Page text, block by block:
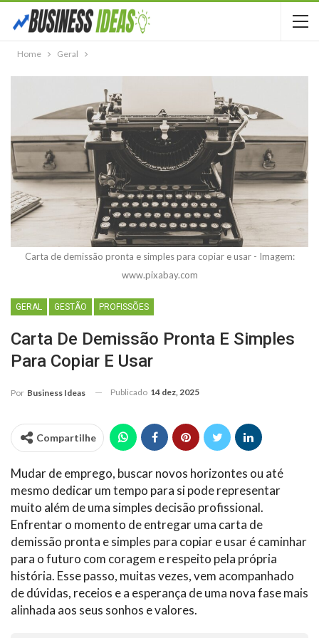
Home Geral
Carta de demissão pronta e simples para copiar e usar - Imagem:
www.pixabay.com
GERAL GESTÃO PROFISSÕES
Carta De Demissão Pronta E Simples
Para Copiar E Usar
Por Business Ideas Publicado 14 dez, 2025
Compartilhe
Mudar de emprego, buscar novos horizontes ou até
mesmo dedicar um tempo para si pode representar
muito além de uma simples decisão profissional.
Enfrentar o momento de entregar uma carta de
demissão pronta e simples para copiar e usar é caminhar
para o futuro com coragem e respeito pela própria
história. Esse passo, muitas vezes, vem acompanhado
de dúvidas, receios e a esperança de uma nova fase mais
alinhada aos seus sonhos e valores.